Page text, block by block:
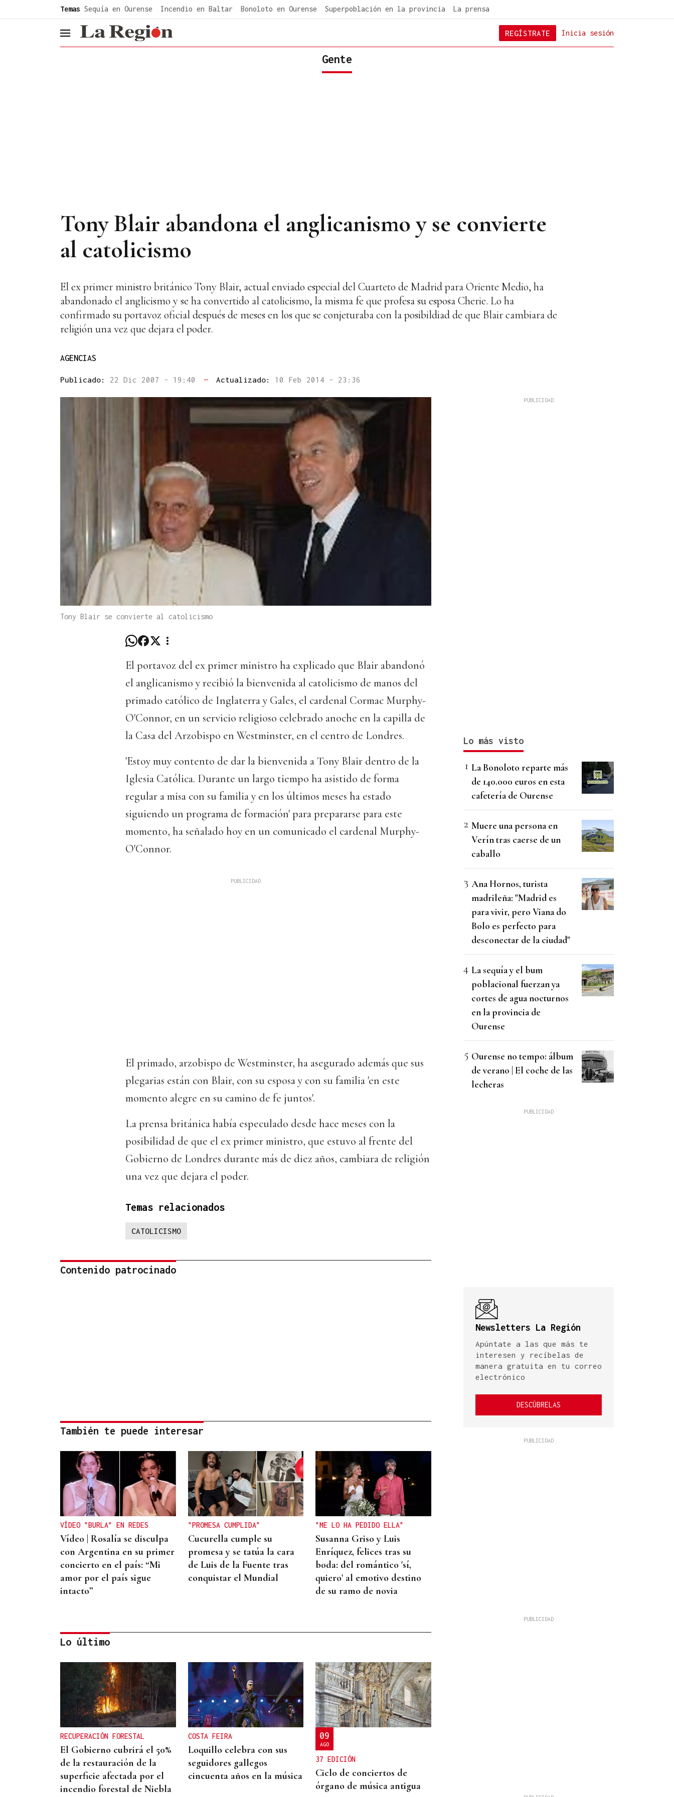
Temas Sequía en Ourense Incendio en Baltar Bonoloto en Ourense Superpoblación en la provincia La prensa
header.menu.open Inicia sesión
REGÍSTRATE
Gente
Tony Blair abandona el anglicanismo y se convierte
al catolicismo
El ex primer ministro británico Tony Blair, actual enviado especial del Cuarteto de Madrid para Oriente Medio, ha
abandonado el anglicismo y se ha convertido al catolicismo, la misma fe que profesa su esposa Cherie. Lo ha
confirmado su portavoz oficial después de meses en los que se conjeturaba con la posibildiad de que Blair cambiara de
religión una vez que dejara el poder.
AGENCIAS
Publicado: 22 Dic 2007 - 19:40 — Actualizado: 10 Feb 2014 - 23:36
Tony Blair se convierte al catolicismo
El portavoz del ex primer ministro ha explicado que Blair abandonó
el anglicanismo y recibió la bienvenida al catolicismo de manos del
primado católico de Inglaterra y Gales, el cardenal Cormac Murphy-
O'Connor, en un servicio religioso celebrado anoche en la capilla de
la Casa del Arzobispo en Westminster, en el centro de Londres.
'Estoy muy contento de dar la bienvenida a Tony Blair dentro de la
Iglesia Católica. Durante un largo tiempo ha asistido de forma
regular a misa con su familia y en los últimos meses ha estado
siguiendo un programa de formación' para prepararse para este
momento, ha señalado hoy en un comunicado el cardenal Murphy-
O'Connor.
El primado, arzobispo de Westminster, ha asegurado además que sus
plegarias están con Blair, con su esposa y con su familia 'en este
momento alegre en su camino de fe juntos'.
La prensa británica había especulado desde hace meses con la
posibilidad de que el ex primer ministro, que estuvo al frente del
Gobierno de Londres durante más de diez años, cambiara de religión
una vez que dejara el poder.
Temas relacionados
CATOLICISMO
Contenido patrocinado
También te puede interesar
VÍDEO "BURLA" EN REDES
Vídeo | Rosalía se disculpa
con Argentina en su primer
concierto en el país: “Mi
amor por el país sigue
intacto”
"PROMESA CUMPLIDA"
Cucurella cumple su
promesa y se tatúa la cara
de Luis de la Fuente tras
conquistar el Mundial
"ME LO HA PEDIDO ELLA"
Susanna Griso y Luis
Enríquez, felices tras su
boda: del romántico 'sí,
quiero' al emotivo destino
de su ramo de novia
QUEN CHO DIXO
¿Sabe usted que la reina
Letizia hizo un guiño a
Ourense en la final del
Mundial?
Lo último
RECUPERACIÓN FORESTAL
El Gobierno cubrirá el 50%
de la restauración de la
superficie afectada por el
incendio forestal de Niebla
COSTA FEIRA
Loquillo celebra con sus
seguidores gallegos
cincuenta años en la música
09
AGO
37 EDICIÓN
Ciclo de conciertos de
órgano de música antigua
Lo más visto
La Bonoloto reparte más
de 140.000 euros en esta
cafetería de Ourense
Muere una persona en
Verín tras caerse de un
caballo
Ana Hornos, turista
madrileña: "Madrid es
para vivir, pero Viana do
Bolo es perfecto para
desconectar de la ciudad"
La sequía y el bum
poblacional fuerzan ya
cortes de agua nocturnos
en la provincia de
Ourense
Ourense no tempo: álbum
de verano | El coche de las
lecheras
Newsletters La Región
Apúntate a las que más te
interesen y recíbelas de
manera gratuita en tu correo
electrónico
DESCÚBRELAS